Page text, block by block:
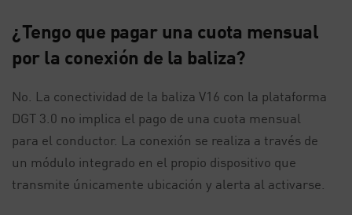
¿Tengo que pagar una cuota mensual
por la conexión de la baliza?
No. La conectividad de la baliza V16 con la plataforma
DGT 3.0 no implica el pago de una cuota mensual
para el conductor. La conexión se realiza a través de
un módulo integrado en el propio dispositivo que
transmite únicamente ubicación y alerta al activarse.